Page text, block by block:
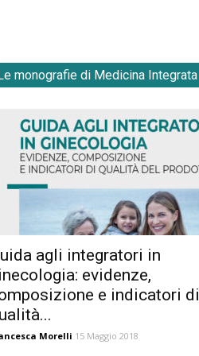
monografie di Medicina Integrata
agli integratori in
evidenze,
e indicatori di
Morelli 15 Maggio 2018